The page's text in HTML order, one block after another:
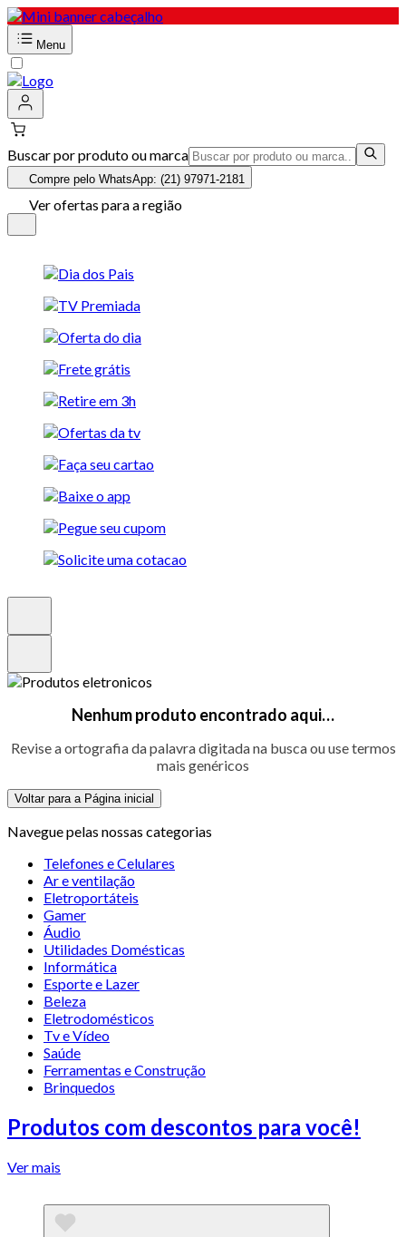
Menu
Buscar por produto ou marca
Compre pelo WhatsApp: (21) 97971-2181
Ver ofertas para a região
Nenhum produto encontrado aqui…
Revise a ortografia da palavra digitada na busca ou use termos
mais genéricos
Voltar para a Página inicial
Navegue pelas nossas categorias
Telefones e Celulares
Ar e ventilação
Eletroportáteis
Gamer
Áudio
Utilidades Domésticas
Informática
Esporte e Lazer
Beleza
Eletrodomésticos
Tv e Vídeo
Saúde
Ferramentas e Construção
Brinquedos
Produtos com descontos para você!
Ver mais